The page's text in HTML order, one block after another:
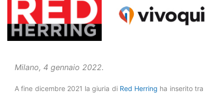
Milano, 4 gennaio 2022.
A fine dicembre 2021 la giuria di Red Herring ha inserito tra